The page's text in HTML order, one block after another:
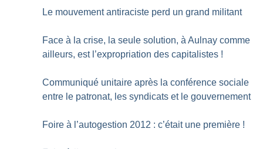
Le mouvement antiraciste perd un grand militant
Face à la crise, la seule solution, à Aulnay comme
ailleurs, est l’expropriation des capitalistes !
Communiqué unitaire après la conférence sociale
entre le patronat, les syndicats et le gouvernement
Foire à l’autogestion 2012 : c’était une première !